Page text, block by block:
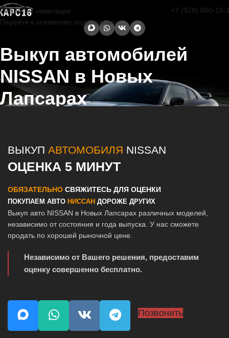
Перейти к навигации
Перейти к основному содержанию
+7 (929) 600-16-
Выкуп автомобилей
NISSAN в Новых
Лапсарах
ВЫКУП АВТОМОБИЛЯ NISSAN
ОЦЕНКА 5 МИНУТ
ОБЯЗАТЕЛЬНО СВЯЖИТЕСЬ ДЛЯ ОЦЕНКИ
ПОКУПАЕМ АВТО НИССАН ДОРОЖЕ ДРУГИХ
Выкуп авто NISSAN в Новых Лапсарах различных моделей,
независимо от состояния и года выпуска. У нас сможете
продать по хорошей рыночной цене.
Независимо от Вашего решения, предоставим
оценку совершенно бесплатно.
Позвонить